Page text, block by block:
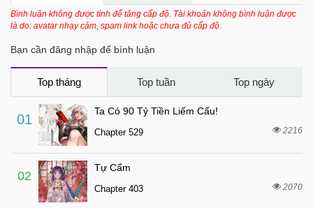
Chapter 47 3 tháng trước
3 tháng trước
Chapter 44 4 tháng trước
Chapter 43
Chapter 42
Chapter 41
Chapter 40
Chapter 39
Bình luận không được tính để tăng cấp độ. Tài khoản không bình luận được
là do: avatar nhạy cảm, spam link hoặc chưa đủ cấp độ.
Bạn cần đăng nhập để bình luận
Top tháng Top tuần Top ngày
01
Ta Có 90 Tỷ Tiền Liếm Cẩu!
Chapter 529 2216
02
Tự Cẩm
Chapter 403 2070